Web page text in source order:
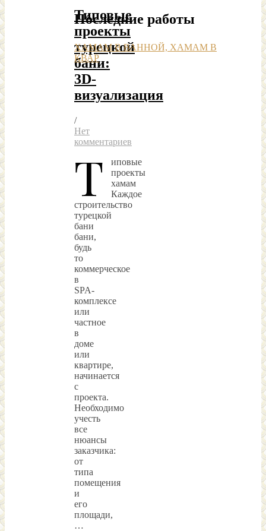
Типовые
проекты
турецкой
бани:
3D-
визуализация
/
Нет
комментариев
Т
иповые
проекты
хамам
Каждое
строительство
турецкой
бани
бани,
будь
то
коммерческое
в
SPA-
комплексе
или
частное
в
доме
или
квартире,
начинается
с
проекта.
Необходимо
учесть
все
нюансы
заказчика:
от
типа
помещения
и
его
площади,
…
Последние работы
ХАМАМ В ВАННОЙ, ХАМАМ В
КВАР